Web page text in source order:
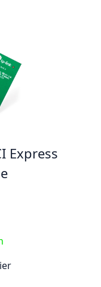
Express